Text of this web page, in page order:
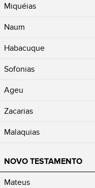
Miquéias
Naum
Habacuque
Sofonias
Ageu
Zacarias
Malaquias
NOVO TESTAMENTO
Mateus